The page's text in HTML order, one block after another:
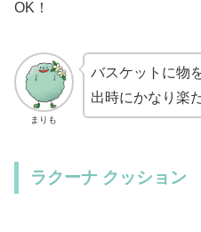
OK！
まりも
バスケットに物
出時にかなり楽
ラクーナ クッション